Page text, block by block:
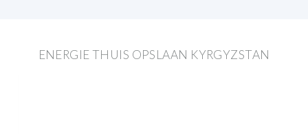
ENERGIE THUIS OPSLAAN KYRGYZSTAN